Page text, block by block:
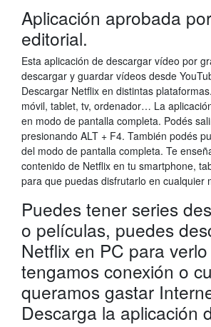
Aplicación aprobada
editorial.
Esta aplicación de descargar vídeo por
descargar y guardar vídeos desde
Descargar Netflix en distintas
móvil, tablet, tv, ordenador… La
en modo de pantalla completa. Podés
presionando ALT + F4. También podés
del modo de pantalla completa. Te
contenido de Netflix en tu smartphone,
para que puedas disfrutarlo en cualquier
Puedes tener series
o películas, puedes
Netflix en PC para
tengamos conexión o
queramos gastar
Descarga la aplicación